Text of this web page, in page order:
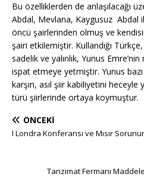
Bu özelliklerden de anlaşılacağı
Abdal, Mevlana, Kaygusuz Abdal
öncü şairlerinden olmuş ve
şairi etkilemiştir. Kullandığı
sadelik ve yalınlık, Yunus
ispat etmeye yetmiştir. Yunus
karşın, asıl şiir kabiliyetini heceyle
türü şiirlerinde ortaya koymuştur.
ÖNCEKI
I Londra Konferansı ve Mısır
Tanzimat Fermanı